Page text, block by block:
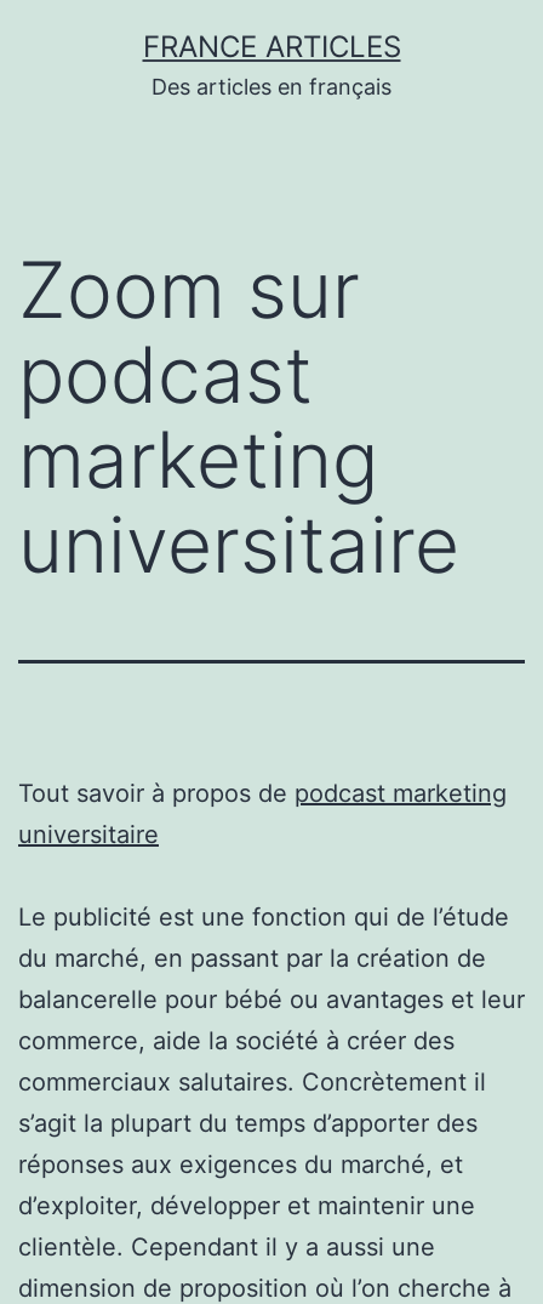
FRANCE ARTICLES
Des articles en français
Zoom sur
podcast
marketing
universitaire
Tout savoir à propos de podcast marketing
universitaire
Le publicité est une fonction qui de l’étude
du marché, en passant par la création de
balancerelle pour bébé ou avantages et leur
commerce, aide la société à créer des
commerciaux salutaires. Concrètement il
s’agit la plupart du temps d’apporter des
réponses aux exigences du marché, et
d’exploiter, développer et maintenir une
clientèle. Cependant il y a aussi une
dimension de proposition où l’on cherche à